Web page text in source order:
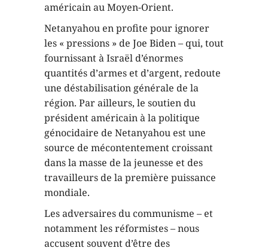
américain au Moyen-Orient.
Netanyahou en profite pour ignorer
les « pressions » de Joe Biden – qui, tout
fournissant à Israël d’énormes
quantités d’armes et d’argent, redoute
une déstabilisation générale de la
région. Par ailleurs, le soutien du
président américain à la politique
génocidaire de Netanyahou est une
source de mécontentement croissant
dans la masse de la jeunesse et des
travailleurs de la première puissance
mondiale.
Les adversaires du communisme – et
notamment les réformistes – nous
accusent souvent d’être des